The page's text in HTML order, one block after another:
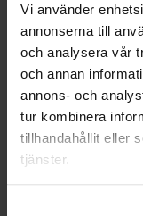
Vi använder
annonserna till
och analysera vår
och annan
annons- och
tur kombinera
tillhandahållit eller
tjänster.
OHLSSONS REGION
RENHÅLLNING
SAMARBETEN